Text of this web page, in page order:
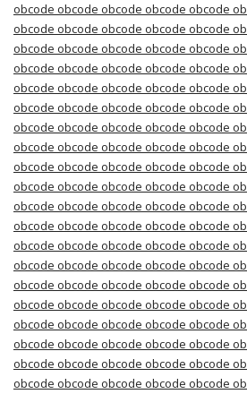
obcode obcode obcode obcode obcode
obcode obcode obcode obcode obcode
obcode obcode obcode obcode obcode
obcode obcode obcode obcode obcode
obcode obcode obcode obcode obcode
obcode obcode obcode obcode obcode
obcode obcode obcode obcode obcode
obcode obcode obcode obcode obcode
obcode obcode obcode obcode obcode
obcode obcode obcode obcode obcode
obcode obcode obcode obcode obcode
obcode obcode obcode obcode obcode
obcode obcode obcode obcode obcode
obcode obcode obcode obcode obcode
obcode obcode obcode obcode obcode
obcode obcode obcode obcode obcode
obcode obcode obcode obcode obcode
obcode obcode obcode obcode obcode
obcode obcode obcode obcode obcode
obcode obcode obcode obcode obcode